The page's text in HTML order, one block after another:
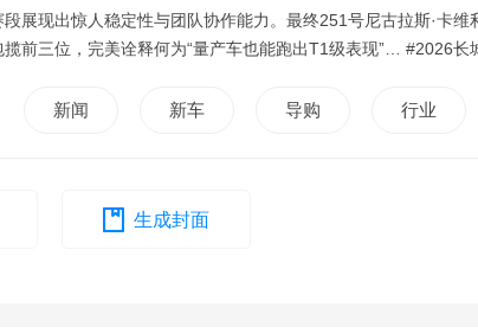
展现出惊人稳定性与团队协作能力。最终251号尼古拉斯·卡维
前三位，完美诠释何为“量产车也能跑出T1级表现”… #2026长
新闻 新车 导购 行业
生成封面